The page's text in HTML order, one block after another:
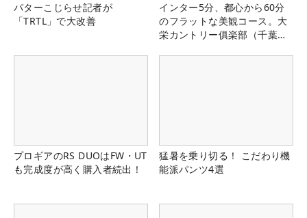
パターこじらせ記者が
「TRTL」で大改善
インター5分、都心から60分
のフラットな美観コース。大
栄カントリー俱楽部（千葉
プロギアのRS DUOはFW・UT
も完成度が高く購入者続出！
猛暑を乗り切る！ こだわり機
能派パンツ4選